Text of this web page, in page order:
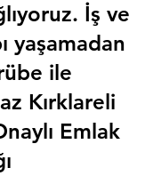
İş ve
yaşamadan
ile
Kırklareli
Emlak